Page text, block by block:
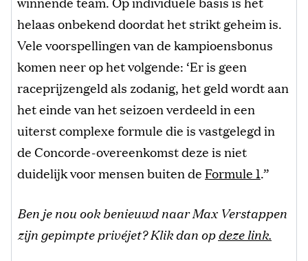
helaas onbekend doordat het strikt geheim is.
Vele voorspellingen van de kampioensbonus
komen neer op het volgende: ‘Er is geen
raceprijzengeld als zodanig, het geld wordt aan
het einde van het seizoen verdeeld in een
uiterst complexe formule die is vastgelegd in
de Concorde-overeenkomst deze is niet
duidelijk voor mensen buiten de Formule 1.”
Ben je nou ook benieuwd naar Max Verstappen
zijn gepimpte privéjet? Klik dan opdeze link.